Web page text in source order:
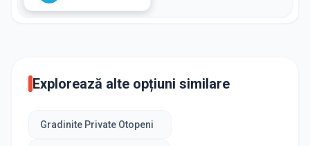
Explorează alte opțiuni similare
Gradinite Private Otopeni